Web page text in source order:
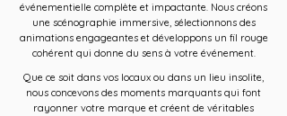
événementielle complète et impactante. Nous créons
une scénographie immersive, sélectionnons des
animations engageantes et développons un fil rouge
cohérent qui donne du sens à votre événement.
Que ce soit dans vos locaux ou dans un lieu insolite,
nous concevons des moments marquants qui font
rayonner votre marque et créent de véritables